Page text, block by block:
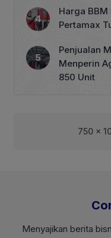
Harga BBM
Pertamax
Penjualan
Menperin
850 Unit
750 x
Menyajikan berita